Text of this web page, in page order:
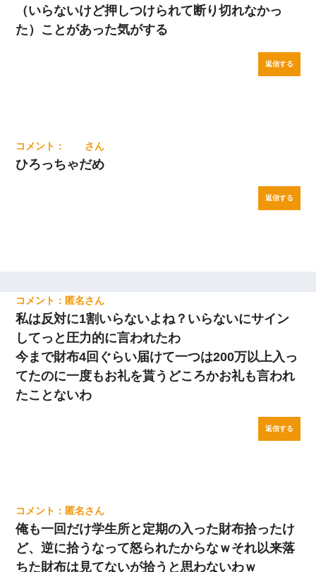
（いらないけど押しつけられて断り切れなかっ
た）ことがあった気がする
返信する
ひろっちゃだめ
返信する
匿名
私は反対に1割いらないよね？いらないにサイン
してっと圧力的に言われたわ
今まで財布4回ぐらい届けて一つは200万以上入っ
てたのに一度もお礼を貰うどころかお礼も言われ
たことないわ
返信する
匿名
俺も一回だけ学生所と定期の入った財布拾ったけ
ど、逆に拾うなって怒られたからなｗそれ以来落
ちた財布は見てないが拾うと思わないわｗ